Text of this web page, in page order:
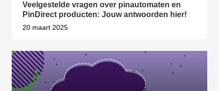
Veelgestelde vragen over pinautomaten en
PinDirect producten: Jouw antwoorden hier!
20 maart 2025